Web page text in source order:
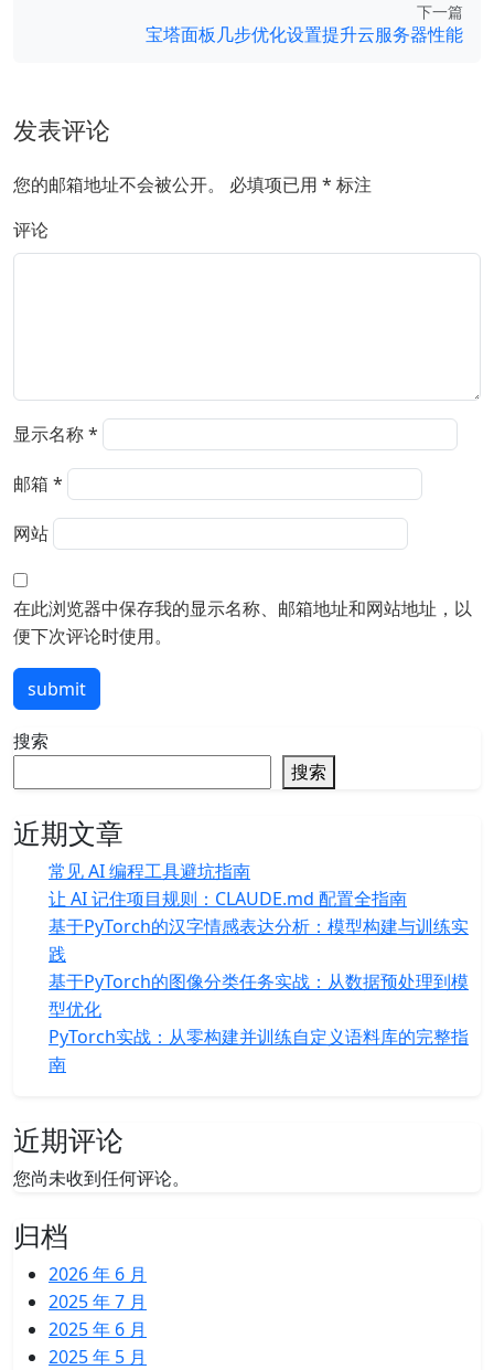
下一篇
宝塔面板几步优化设置提升云服务器性能
发表评论
您的邮箱地址不会被公开。 必填项已用 * 标注
评论
显示名称*
邮箱 *
网站
在此浏览器中保存我的显示名称、邮箱地址和网站地址，以
便下次评论时使用。
submit
搜索
搜索
近期文章
常见 AI 编程工具避坑指南
让 AI 记住项目规则：CLAUDE.md 配置全指南
基于PyTorch的汉字情感表达分析：模型构建与训练实
践
基于PyTorch的图像分类任务实战：从数据预处理到模
型优化
PyTorch实战：从零构建并训练自定义语料库的完整指
南
近期评论
您尚未收到任何评论。
归档
2026 年 6 月
2025 年 7 月
2025 年 6 月
2025 年 5 月